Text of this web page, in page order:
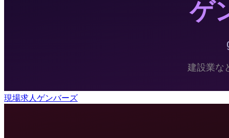
現場求人ゲンバーズ